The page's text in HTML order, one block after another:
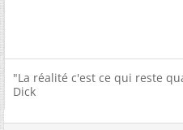
"La réalité c'est ce qui reste
Dick